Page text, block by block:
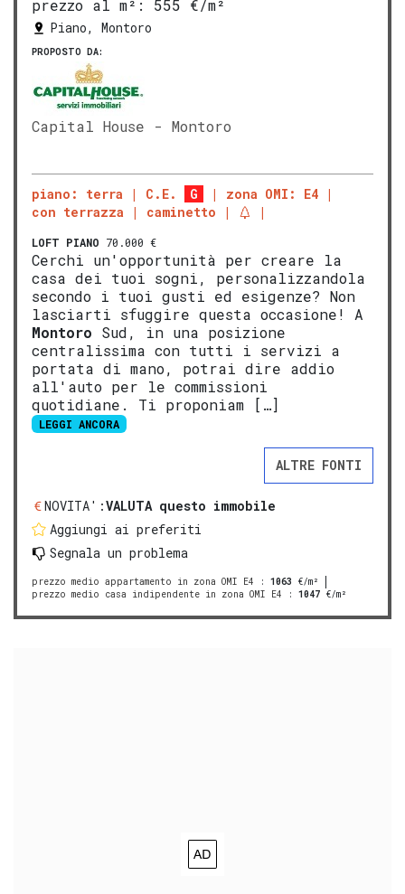
prezzo al m²:
555 €/m²
Piano, Montoro
PROPOSTO DA:
Capital House - Montoro
piano: terra C.E. G
zona OMI: E4
con terrazza
caminetto
LOFT PIANO 70.000 €
Cerchi un'opportunità per creare la
casa dei tuoi sogni, personalizzandola
secondo i tuoi gusti ed esigenze? Non
lasciarti sfuggire questa occasione! A
Montoro Sud, in una posizione
centralissima con tutti i servizi a
portata di mano, potrai dire addio
all'auto per le commissioni
quotidiane. Ti proponiam […]
LEGGI ANCORA
ALTRE FONTI
NOVITA':VALUTA questo immobile
Aggiungi ai preferiti
Segnala un problema
prezzo medio appartamento in zona OMI E4 : 1063 €/m²
prezzo medio casa indipendente in zona OMI E4 : 1047 €/m²